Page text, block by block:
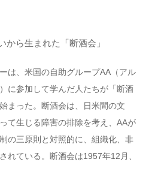
から生まれた「断酒会」
は、米国の自助グループAA（アル
に参加して学んだ人たちが「断酒
まった。断酒会は、日米間の文
て生じる障害の排除を考え、AAが
の三原則と対照的に、組織化、非
れている。断酒会は1957年12月、